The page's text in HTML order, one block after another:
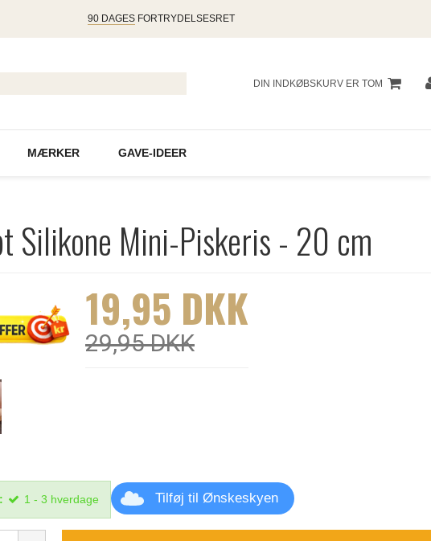
90 DAGESFORTRYDELSESRET
DIN INDKØBSKURV ER TOM
MÆRKER GAVE-IDEER
Silikone Mini-Piskeris - 20 cm
19,95 DKK
29,95 DKK
1 - 3 hverdage Tilføj til Ønskeskyen